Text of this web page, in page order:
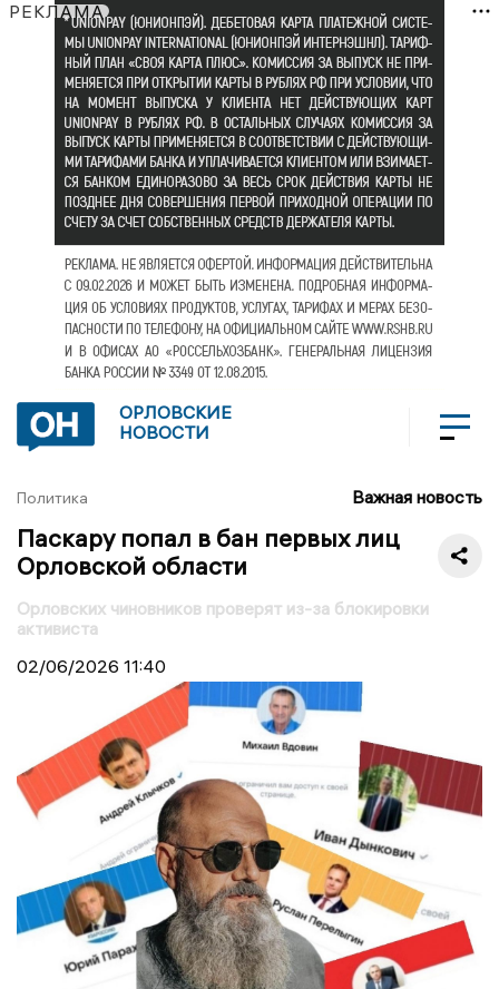
РЕКЛАМА
ОРЛОВСКИЕ
НОВОСТИ
Политика Важная новость
Паскару попал в бан первых лиц
Орловской области
Орловских чиновников проверят из-за блокировки
активиста
02/06/2026 11:40